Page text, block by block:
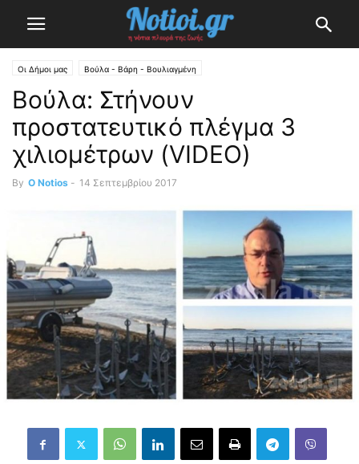
Οι Δήμοι μας Βούλα - Βάρη - Βουλιαγμένη
Βούλα: Στήνουν
προστατευτικό πλέγμα 3
χιλιομέτρων (VIDEO)
By O Notios - 14 Σεπτεμβρίου 2017